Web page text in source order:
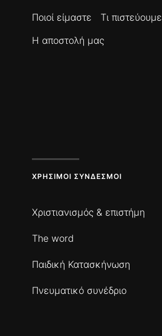
Ποιοί είμαστε
Τι πιστεύουμε
Η αποστολή μας
ΧΡΉΣΙΜΟΙ ΣΎΝΔΕΣΜΟΙ
Χριστιανισμός & επιστήμη
The word
Παιδική Κατασκήνωση
Πνευματικό συνέδριο